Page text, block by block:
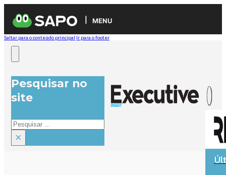
MENU
Saltar para o conteúdo principal Ir para o footer
Pesquisar no
site
Pesquisar
×